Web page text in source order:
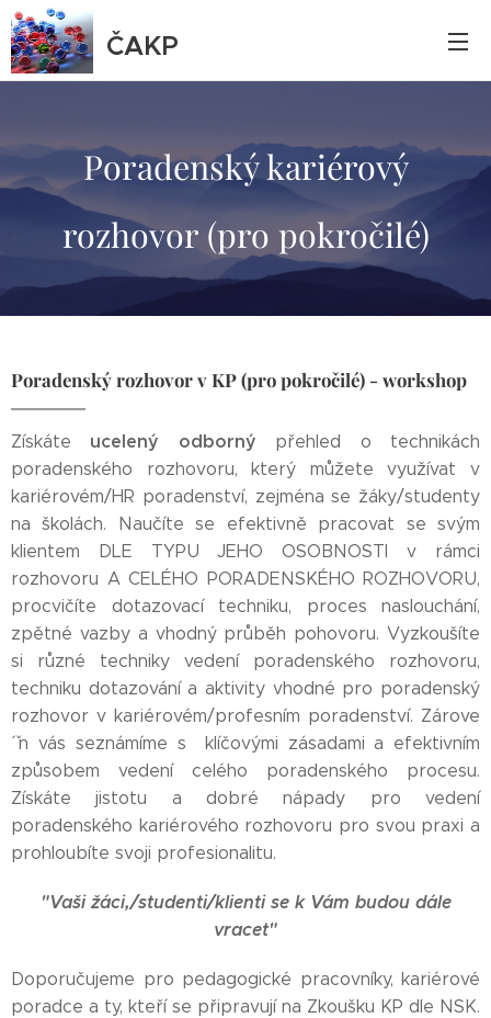
ČAKP
Poradenský kariérový
rozhovor (pro pokročilé)
Poradenský rozhovor v KP (pro pokročilé) - workshop
Získáte ucelený odborný přehled o technikách
poradenského rozhovoru, který můžete využívat v
kariérovém/HR poradenství, zejména se žáky/studenty
na školách. Naučíte se efektivně pracovat se svým
klientem DLE TYPU JEHO OSOBNOSTI v rámci
rozhovoru A CELÉHO PORADENSKÉHO ROZHOVORU,
procvičíte dotazovací techniku, proces naslouchání,
zpětné vazby a vhodný průběh pohovoru. Vyzkoušíte
si různé techniky vedení poradenského rozhovoru,
techniku dotazování a aktivity vhodné pro poradenský
rozhovor v kariérovém/profesním poradenství. Zárove
´ˇn vás seznámíme s klíčovými zásadami a efektivním
způsobem vedení celého poradenského procesu.
Získáte jistotu a dobré nápady pro vedení
poradenského kariérového rozhovoru pro svou praxi a
prohloubíte svoji profesionalitu.
"Vaši žáci,/studenti/klienti se k Vám budou dále
vracet"
Doporučujeme pro pedagogické pracovníky, kariérové
poradce a ty, kteří se připravují na Zkoušku KP dle NSK.